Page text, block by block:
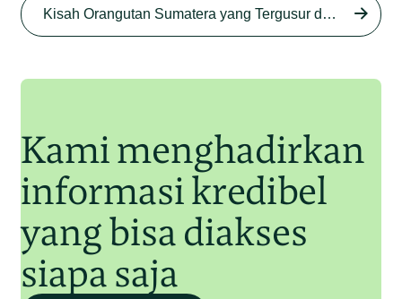
Sumatera di Rawa Tripa
Junaidi Hanafiah 27 Agu 2025
Begini Modus Perburuan
Kisah Orangutan Sumatera yang Tergusur dari Rumah Sendiri series
Kami menghadirkan
informasi kredibel
yang bisa diakses
siapa saja